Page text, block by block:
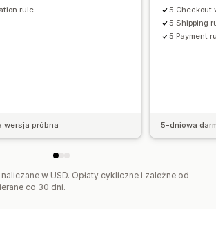
rule
wersja próbna
5 Checkout
5 Shipping
5 Payment
5-dniowa
w USD. Opłaty cykliczne i zależne od
co 30 dni.